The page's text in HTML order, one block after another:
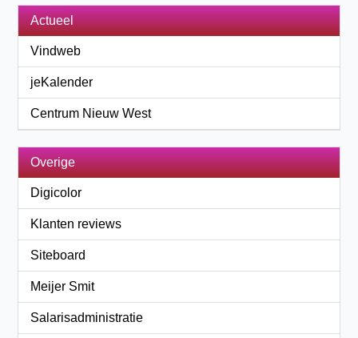
Actueel
Vindweb
jeKalender
Centrum Nieuw West
Overige
Digicolor
Klanten reviews
Siteboard
Meijer Smit
Salarisadministratie